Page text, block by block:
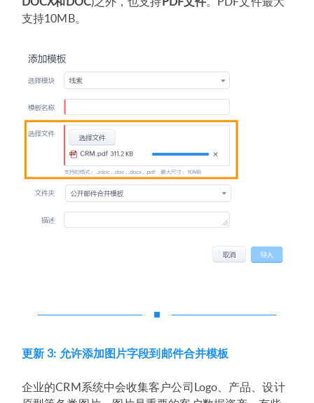
支持10MB。
更新 3: 允许添加图片字段到邮件合并模板
企业的CRM系统中会收集客户公司Logo、产品、设计